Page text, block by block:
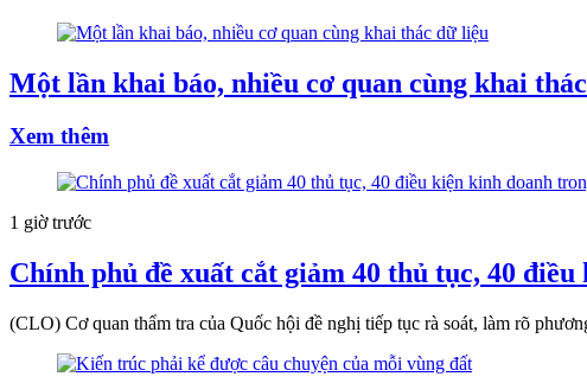
Một lần khai báo, nhiều cơ quan cùng khai
Xem thêm
1 giờ trước
Chính phủ đề xuất cắt giảm 40 thủ tục, 40
(CLO) Cơ quan thẩm tra của Quốc hội đề nghị tiếp tục rà soát, làm rõ